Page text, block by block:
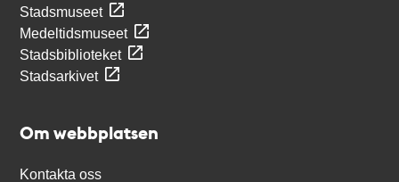
Stadsmuseet
Medeltidsmuseet
Stadsbiblioteket
Stadsarkivet
Om webbplatsen
Kontakta oss